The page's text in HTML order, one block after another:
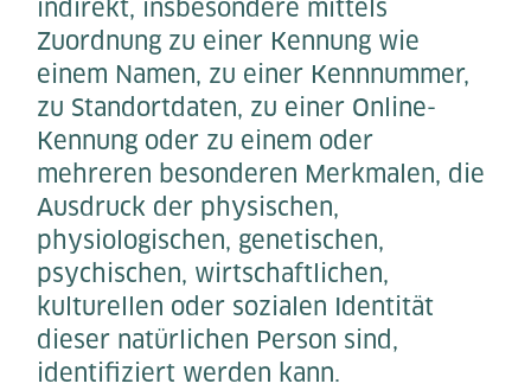
indirekt, insbesondere mittels
Zuordnung zu einer Kennung wie
einem Namen, zu einer Kennnummer,
zu Standortdaten, zu einer Online-
Kennung oder zu einem oder
mehreren besonderen Merkmalen, die
Ausdruck der physischen,
physiologischen, genetischen,
psychischen, wirtschaftlichen,
kulturellen oder sozialen Identität
dieser natürlichen Person sind,
identifiziert werden kann.